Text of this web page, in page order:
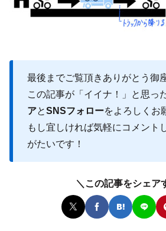
最後までご覧頂きありがとう御
この記事が「イイナ！」と思っ
アとSNSフォローをよろしくお
もし宜しければ気軽にコメント
がたいです！
＼この記事をシェア